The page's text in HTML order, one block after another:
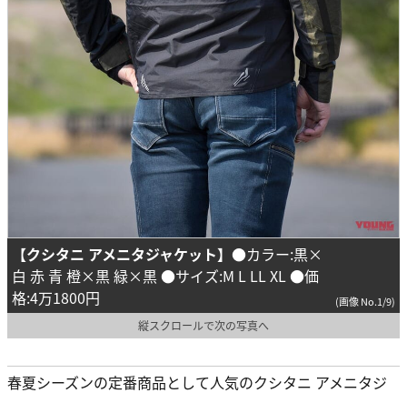
【クシタニ アメニタジャケット】 ●カラー:黒×
白 赤 青 橙×黒 緑×黒 ●サイズ:M L LL XL ●価
格:4万1800円
(画像 No.1/9)
縦スクロールで次の写真へ
春夏シーズンの定番商品として人気のクシタニ アメニタジ